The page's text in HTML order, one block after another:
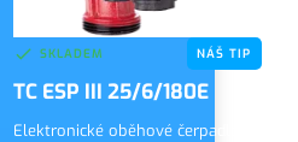
SKLADEM NÁŠ TIP
TC ESP III 25/6/180E
Elektronické oběhové čerpadlo